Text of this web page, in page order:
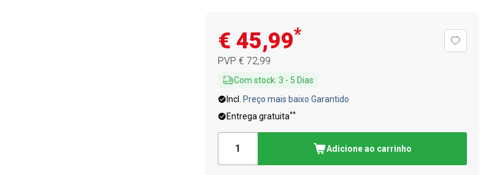
€ 45,99*
PVP € 72,99
Com stock: 3 - 5 Dias
Incl.
Preço mais baixo Garantido
Entrega gratuita**
Adicione ao carrinho